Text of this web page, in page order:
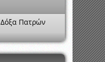
Δόξα Πατρών